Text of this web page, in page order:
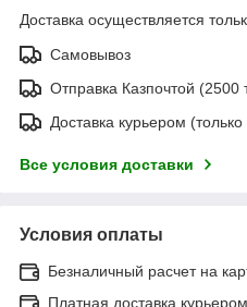
Доставка осуществляется
Самовывоз
Отправка Казпочтой (2500
Доставка курьером
Все условия доставки
Условия оплаты
Безналичный расчет на
Платная доставка